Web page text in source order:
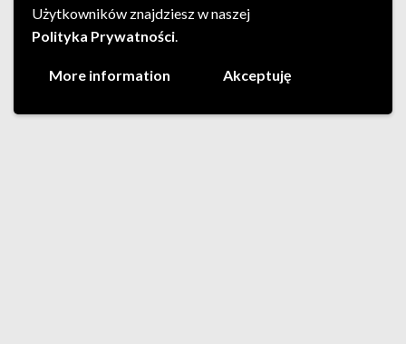
Użytkowników znajdziesz w naszej
Polityka Prywatności.
More information Akceptuję